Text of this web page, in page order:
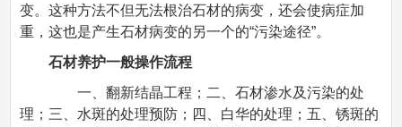
变。这种方法不但无法根治石材的病变，还会使病症加
重，这也是产生石材病变的另一个的“污染途径”。
石材养护一般操作流程
一、翻新结晶工程；二、石材渗水及污染的处
理；三、水斑的处理预防；四、白华的处理；五、锈斑的